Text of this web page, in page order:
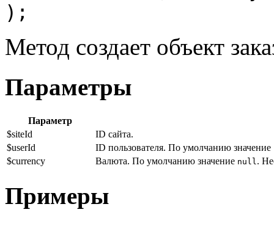
);
Метод создает объект
Параметры
Параметр
$siteId
ID сайта.
$userId
ID пользователя. По умолчанию значение
$currency Валюта. По умолчанию значение null.
Примеры